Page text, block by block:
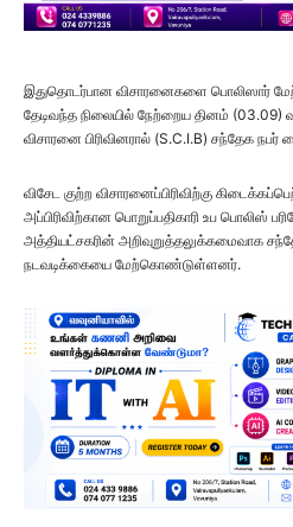
இதுதொடர்பான விசாரனைகளை பொலிஸார்
தேடிவந்த நிலையில் நேற்றைய தினம் (03.09)
விசாரனை பிரிவினரால் (S.C.I.B) சந்தேக நபர்
விசேட குற்ற விசாரனைப்பிரிவிற்கு
அப்பிரிவிற்கான பொறுப்பதிகாரி உப பொலிஸ்
அத்தியட்சகரின் அறிவுறுத்தலுக்கமைவாக
நடவடிக்கையை மேற்கொண்டுள்ளனர்.